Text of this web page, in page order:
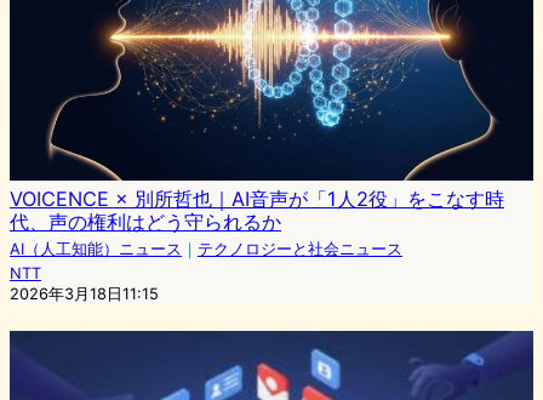
VOICENCE × 別所哲也｜AI音声が「1人2役」をこなす時
代、声の権利はどう守られるか
AI（人工知能）ニュース ｜ テクノロジーと社会ニュース
NTT
2026年3月18日11:15